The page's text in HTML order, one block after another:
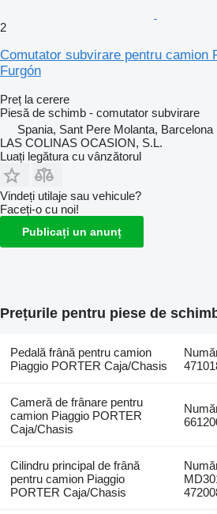
2
Comutator subvirare pentru camion
Furgón
Preț la cerere
Piesă de schimb - comutator subvirare
Spania, Sant Pere Molanta, Barcelona
LAS COLINAS OCASION, S.L.
Luați legătura cu vânzătorul
Vindeți utilaje sau vehicule?
Faceți-o cu noi!
Publicați un anunț
Prețurile pentru piese de
Pedală frână pentru camion
Piaggio PORTER Caja/Chasis
Cameră de frânare pentru
camion Piaggio PORTER
Caja/Chasis
Cilindru principal de frână
pentru camion Piaggio
PORTER Caja/Chasis